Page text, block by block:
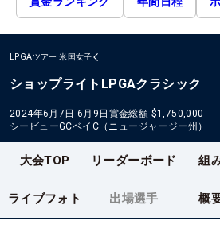
LPGAツアー 米国女子
ショップライトLPGAクラシック
2024年6月7日-6月9日 賞金総額 $1,750,000
シービューGCベイC（ニュージャージー州）
大会TOP リーダーボード 組
ライブフォト 出場選手 概